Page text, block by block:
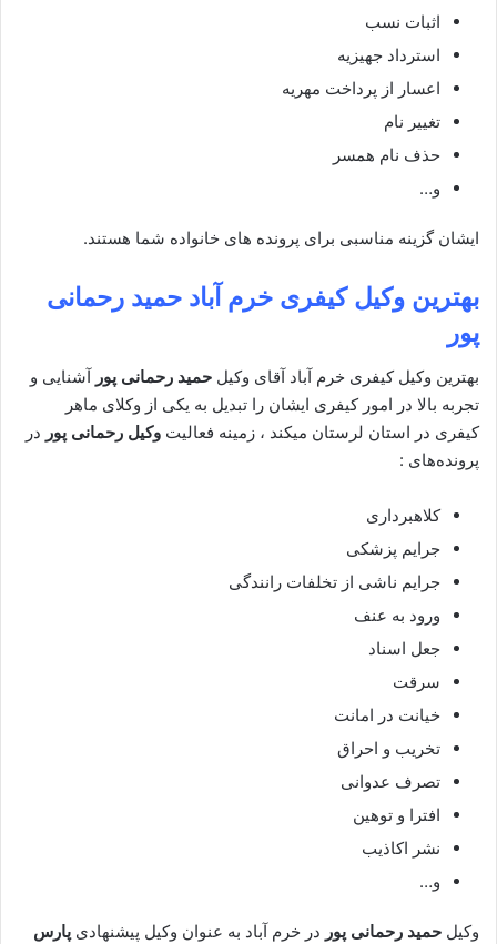
اثبات نسب
استرداد جهیزیه
اعسار از پرداخت مهریه
تغییر نام
حذف نام همسر
و…
ایشان گزینه مناسبی برای پرونده های خانواده شما هستند.
بهترین وکیل کیفری خرم آباد حمید رحمانی
پور
بهترین وکیل کیفری خرم آباد آقای وکیل حمید رحمانی پور آشنایی و
تجربه بالا در امور کیفری ایشان را تبدیل به یکی از وکلای ماهر
کیفری در استان لرستان میکند ، زمینه فعالیت وکیل رحمانی پور در
پرونده‌های :
کلاهبرداری
جرایم پزشکی
جرایم ناشی از تخلفات رانندگی
ورود به عنف
جعل اسناد
سرقت
خیانت در امانت
تخریب و احراق
تصرف عدوانی
افترا و توهین
نشر اکاذیب
و…
وکیل حمید رحمانی پور در خرم آباد به عنوان وکیل پیشنهادی پارس